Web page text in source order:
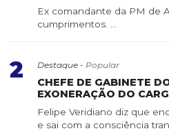
Ex comandante da PM de
cumprimentos. ...
2 Destaque - Popular
CHEFE DE GABINETE
EXONERAÇÃO DO
Felipe Veridiano diz que
e sai com a consciência